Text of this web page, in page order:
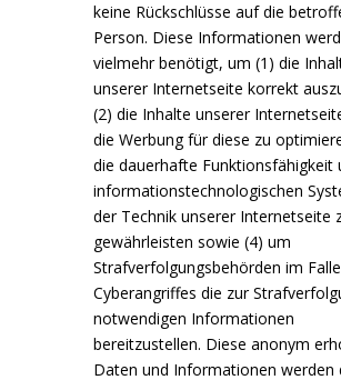
keine Rückschlüsse auf die
Person. Diese Informationen
vielmehr benötigt, um (1) die
unserer Internetseite korrekt
(2) die Inhalte unserer
die Werbung für diese zu
die dauerhafte Funktionsfähigkeit
informationstechnologischen
der Technik unserer Internetseite
gewährleisten sowie (4) um
Strafverfolgungsbehörden im
Cyberangriffes die zur
notwendigen Informationen
bereitzustellen. Diese anonym
Daten und Informationen werden